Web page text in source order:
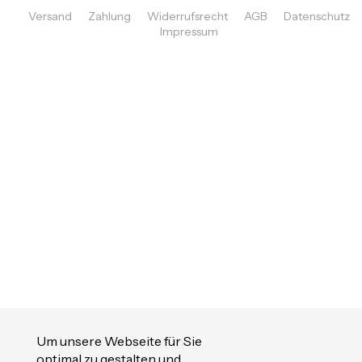
Um unsere Webseite für Sie
optimal zu gestalten und
Versand Zahlung Widerrufsrecht AGB
Datenschutz
Impressum